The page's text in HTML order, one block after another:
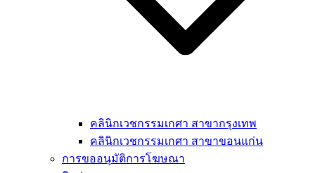
คลินิกเวชกรรมเกศา สาขากรุงเทพ
คลินิกเวชกรรมเกศา สาขาขอนแก่น
การขออนุมัติการโฆษณา